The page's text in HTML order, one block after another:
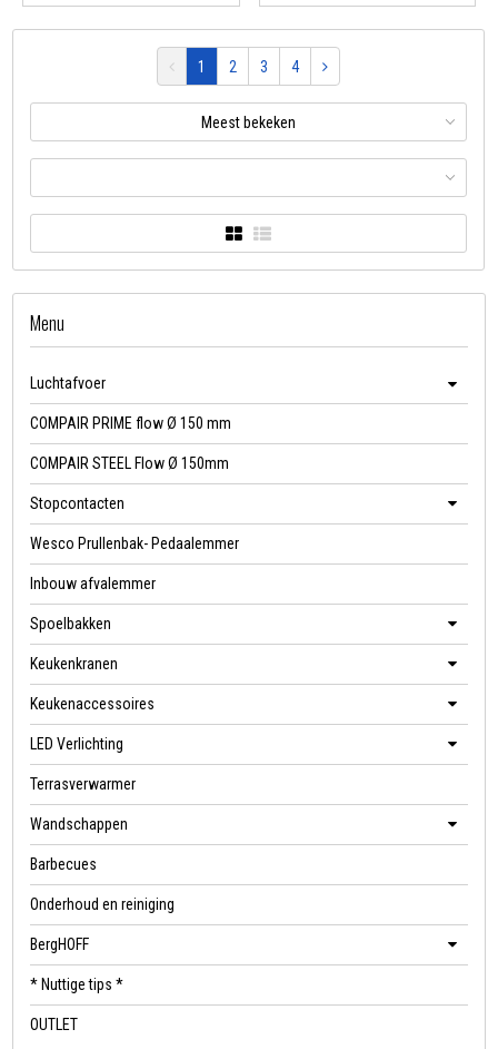
1 2 3 4
Meest bekeken
Menu
Luchtafvoer
COMPAIR PRIME flow Ø 150 mm
COMPAIR STEEL Flow Ø 150mm
Stopcontacten
Wesco Prullenbak- Pedaalemmer
Inbouw afvalemmer
Spoelbakken
Keukenkranen
Keukenaccessoires
LED Verlichting
Terrasverwarmer
Wandschappen
Barbecues
Onderhoud en reiniging
BergHOFF
* Nuttige tips *
OUTLET